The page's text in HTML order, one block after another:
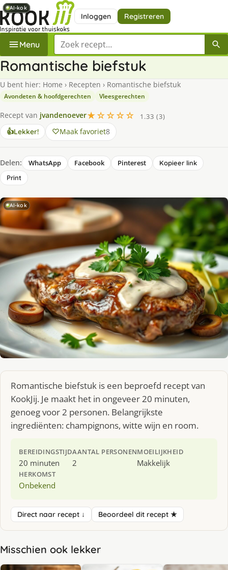
Inloggen Registreren
Menu Zoek een recept
Romantische biefstuk
U bent hier: Home › Recepten › Romantische biefstuk
Avondeten & hoofdgerechten Vleesgerechten
Recept van jvandenoever★☆☆☆☆
1.33 (3)
👍Lekker! Maak favoriet8
Delen: WhatsApp Facebook Pinterest
Kopieer link
Print
AI-kok
Romantische biefstuk is een beproefd recept van
KookJij. Je maakt het in ongeveer 20 minuten,
genoeg voor 2 personen. Belangrijkste
ingrediënten: champignons, witte wijn en room.
BEREIDINGSTIJD
20 minuten
AANTAL PERSONEN
2
MOEILIJKHEID
Makkelijk
HERKOMST
Onbekend
Direct naar recept ↓ Beoordeel dit recept ★
Misschien ook lekker
AI-kok
AI-kok
AI-kok
AI-kok
AI-kok
AI-kok
AI-kok
AI-kok